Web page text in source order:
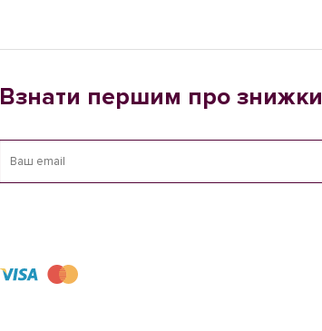
Взнати першим про знижки